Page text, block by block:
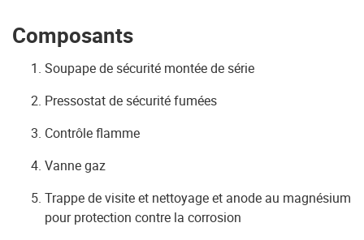
Composants
Soupape de sécurité montée de série
Pressostat de sécurité fumées
Contrôle flamme
Vanne gaz
Trappe de visite et nettoyage et anode au magnésium
pour protection contre la corrosion